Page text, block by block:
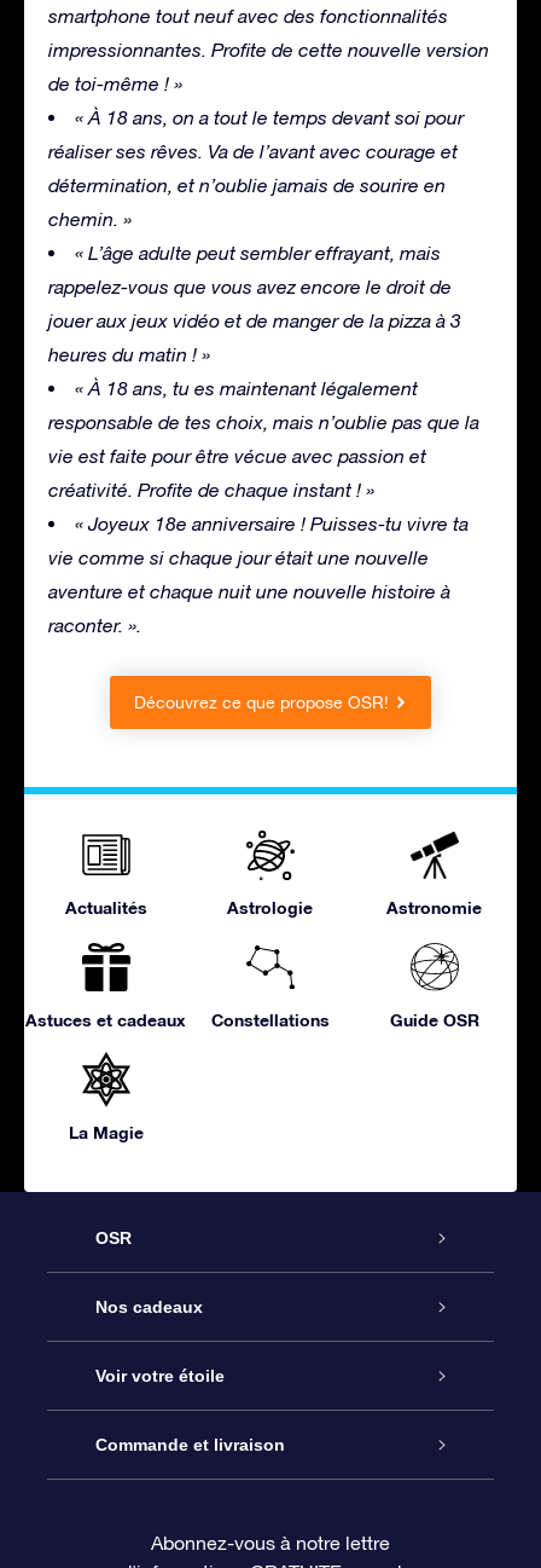
smartphone tout neuf avec des fonctionnalités
impressionnantes. Profite de cette nouvelle version
de toi-même ! »
« À 18 ans, on a tout le temps devant soi pour
réaliser ses rêves. Va de l’avant avec courage et
détermination, et n’oublie jamais de sourire en
chemin. »
« L’âge adulte peut sembler effrayant, mais
rappelez-vous que vous avez encore le droit de
jouer aux jeux vidéo et de manger de la pizza à 3
heures du matin ! »
« À 18 ans, tu es maintenant légalement
responsable de tes choix, mais n’oublie pas que la
vie est faite pour être vécue avec passion et
créativité. Profite de chaque instant ! »
« Joyeux 18e anniversaire ! Puisses-tu vivre ta
vie comme si chaque jour était une nouvelle
aventure et chaque nuit une nouvelle histoire à
raconter. ».
Découvrez ce que propose OSR!
Actualités Astrologie Astronomie
Astuces et cadeaux Constellations Guide OSR
La Magie
OSR
Service
À propos de l’OSR
Nous contacter
Nos cadeaux
Cadeau d’étoile en ligne
Coffret cadeau OSR
Voir votre étoile
Registre des étoiles
Commande et livraison
Abonnez-vous à notre lettre